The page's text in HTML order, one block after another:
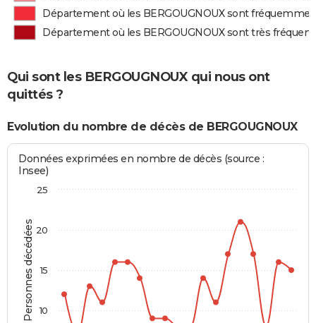
Département où les BERGOUGNOUX sont
Département où les BERGOUGNOUX sont très
Qui sont les BERGOUGNOUX qui nous ont
quittés ?
Evolution du nombre de décès de BERGOUGNOUX
Personnes décédées
Données exprimées en nombre de décès (source :
Insee)
10
15
20
25